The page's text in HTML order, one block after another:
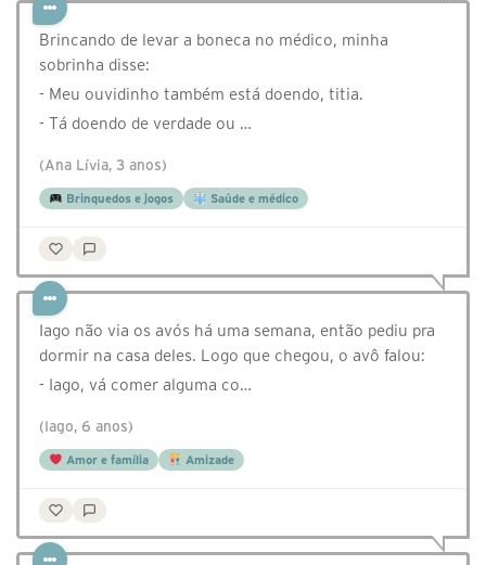
Brincando de levar a boneca no médico, minha
sobrinha disse:
- Meu ouvidinho também está doendo, titia.
- Tá doendo de verdade ou …
(Ana Lívia, 3 anos)
Brinquedos e jogos Saúde e médico
Iago não via os avós há uma semana, então pediu pra
dormir na casa deles. Logo que chegou, o avô falou:
- Iago, vá comer alguma co…
(Iago, 6 anos)
Amor e família Amizade